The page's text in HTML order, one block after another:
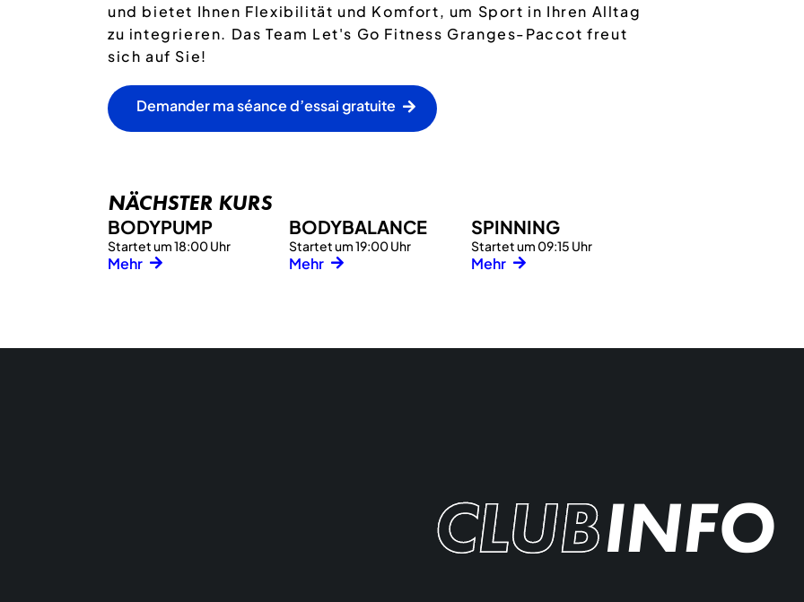
und bietet Ihnen Flexibilität und Komfort, um Sport in Ihren Alltag
zu integrieren. Das Team Let's Go Fitness Granges-Paccot freut
sich auf Sie!
Demander ma séance d’essai gratuite
NÄCHSTER KURS
BODYPUMP
Startet um 18:00 Uhr
Mehr
BODYBALANCE
Startet um 19:00 Uhr
Mehr
SPINNING
Startet um 09:15 Uhr
Mehr
CLUBINFO